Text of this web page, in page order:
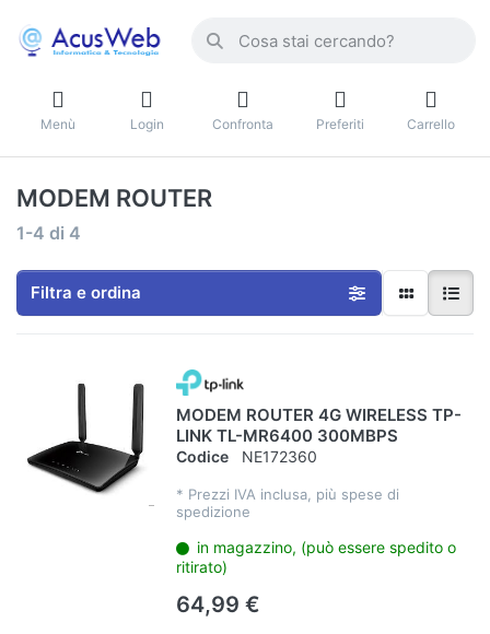
Menù Login Confronta Preferiti Carrello
MODEM ROUTER
1-4 di 4
Filtra e ordina
MODEM ROUTER 4G WIRELESS TP-
LINK TL-MR6400 300MBPS
Codice NE172360
* Prezzi IVA inclusa, più spese di
spedizione
in magazzino, (può essere spedito o
ritirato)
64,99 €